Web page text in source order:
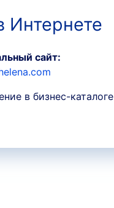
Интернете
сайт:
в бизнес-каталоге